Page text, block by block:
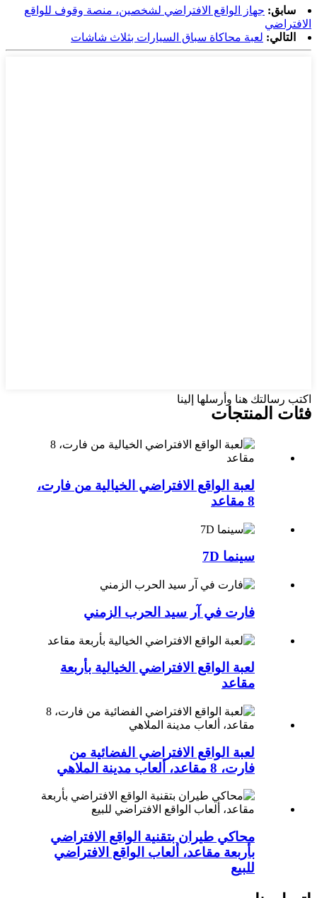
سابق: جهاز الواقع الافتراضي لشخصين، منصة وقوف للواقع
الافتراضي
التالي: لعبة محاكاة سباق السيارات بثلاث شاشات
اكتب رسالتك هنا وأرسلها إلينا
فئات المنتجات
لعبة الواقع الافتراضي الخيالية من فارت،
8 مقاعد
سينما 7D
فارت في آر سيد الحرب الزمني
لعبة الواقع الافتراضي الخيالية بأربعة
مقاعد
لعبة الواقع الافتراضي الفضائية من
فارت، 8 مقاعد، ألعاب مدينة الملاهي
محاكي طيران بتقنية الواقع الافتراضي
بأربعة مقاعد، ألعاب الواقع الافتراضي
للبيع